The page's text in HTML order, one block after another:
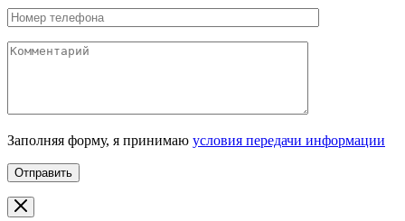
Заполняя форму, я принимаю условия передачи информации